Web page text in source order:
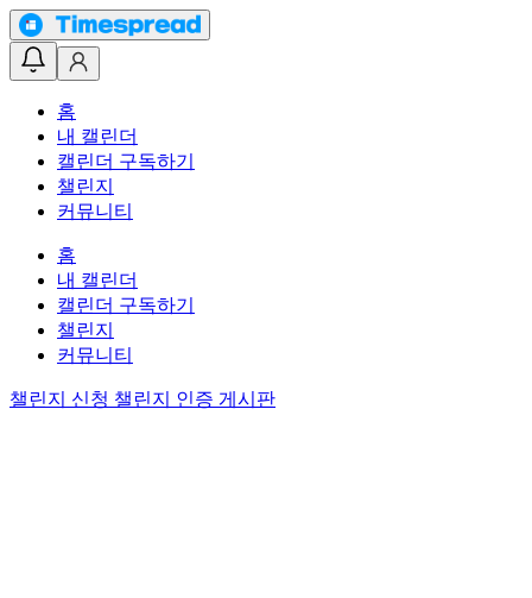
홈
내 캘린더
캘린더 구독하기
챌린지
커뮤니티
홈
내 캘린더
캘린더 구독하기
챌린지
커뮤니티
챌린지 신청 챌린지 인증 게시판